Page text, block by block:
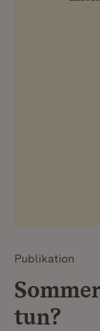
Publikation
tun?